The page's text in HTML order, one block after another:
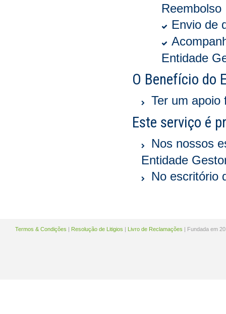
Reembolso
Envio de
Entidade
O Benefício do
Ter um apoio
Este serviço é
Nos nossos
Entidade
No escritório
Termos & Condições | Resolução de Litigios | Livro de Reclamações | Fundada em